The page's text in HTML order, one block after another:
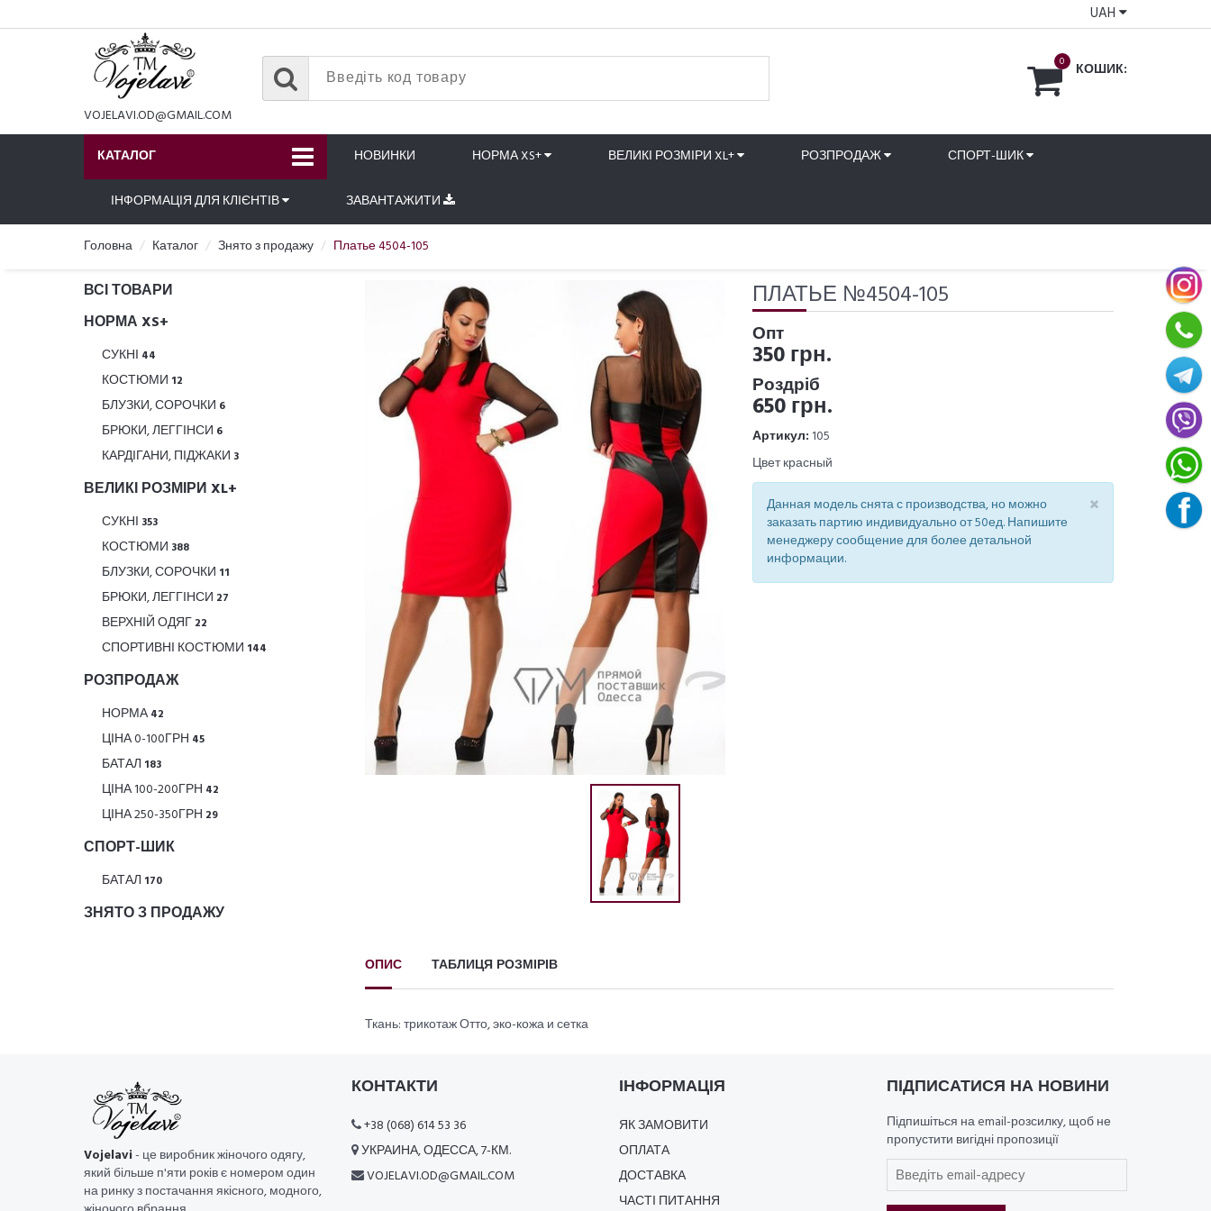
UAH
VOJELAVI.OD@GMAIL.COM
0 КОШИК:
КАТАЛОГ НОВИНКИ НОРМА XS+ ВЕЛИКІ РОЗМІРИ XL+ РОЗПРОДАЖ СПОРТ-ШИК
ІНФОРМАЦІЯ ДЛЯ КЛІЄНТІВ ЗАВАНТАЖИТИ
Головна Каталог Знято з продажу Платье 4504-105
ВСІ ТОВАРИ
НОРМА XS+
СУКНІ 44
КОСТЮМИ 12
БЛУЗКИ, СОРОЧКИ 6
БРЮКИ, ЛЕГГІНСИ 6
КАРДІГАНИ, ПІДЖАКИ 3
ВЕЛИКІ РОЗМІРИ XL+
СУКНІ 353
КОСТЮМИ 388
БЛУЗКИ, СОРОЧКИ 11
БРЮКИ, ЛЕГГІНСИ 27
ВЕРХНІЙ ОДЯГ 22
СПОРТИВНІ КОСТЮМИ 144
РОЗПРОДАЖ
НОРМА42
ЦІНА 0-100ГРН 45
БАТАЛ 183
ЦІНА 100-200ГРН 42
ЦІНА 250-350ГРН 29
СПОРТ-ШИК
БАТАЛ 170
ЗНЯТО З ПРОДАЖУ
ПЛАТЬЕ №4504-105
Опт
350 грн.
Роздріб
650 грн.
Артикул: 105
Цвет красный
×
Данная модель снята с производства, но можно
заказать партию индивидуально от 50ед. Напишите
менеджеру сообщение для более детальной
информации.
ОПИС ТАБЛИЦЯ РОЗМІРІВ
Ткань: трикотаж Отто, эко-кожа и сетка
Vojelavi- це виробник жіночого одягу,
який більше п'яти років є номером один
на ринку з постачання якісного, модного,
КОНТАКТИ
+38 (068) 614 53 36
УКРАИНА, ОДЕССА, 7-КМ.
VOJELAVI.OD@GMAIL.COM
ІНФОРМАЦІЯ
ЯК ЗАМОВИТИ
ОПЛАТА
ДОСТАВКА
ЧАСТІ ПИТАННЯ
ПІДПИСАТИСЯ НА НОВИНИ
Підпишіться на email-розсилку, щоб не
пропустити вигідні пропозиції